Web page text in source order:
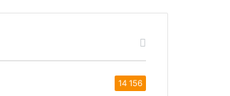
14 156